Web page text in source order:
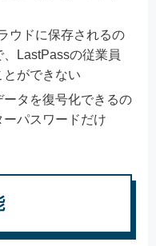
ウドに保存されるの
LastPassの従業員
とができない
ータを復号化できるの
パスワードだけ